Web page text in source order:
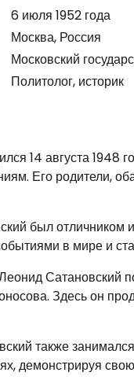
6 июля 1952 года
Москва, Россия
Московский
Политолог, историк
14 августа 1948
Его родители,
был отличником
в мире и
Сатановский
Здесь он
также
демонстрируя